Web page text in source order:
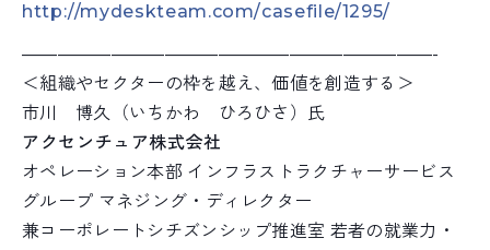
http://mydeskteam.com/casefile/1295/
———————————————————————-
＜組織やセクターの枠を越え、価値を創造する＞
市川 博久（いちかわ ひろひさ）氏
アクセンチュア株式会社
オペレーション本部 インフラストラクチャーサービス
グループ マネジング・ディレクター
兼コーポレートシチズンシップ推進室 若者の就業力・